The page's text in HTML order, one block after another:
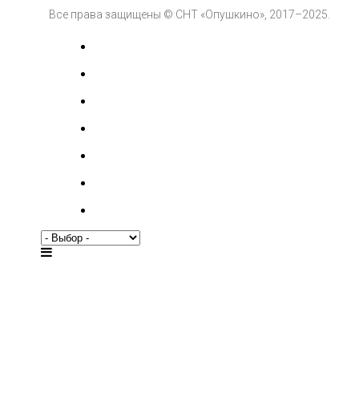
Все права защищены © СНТ «Опушкино», 2017–2025.